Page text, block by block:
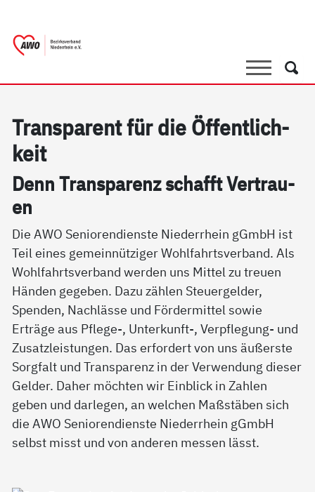
SucheSuche
Tran­s­pa­rent für die Öf­f­ent­lich­
keit
Denn Tran­s­pa­renz schafft Ver­trau­
en
Die AWO Seniorendienste Niederrhein gGmbH ist
Teil eines gemeinnütziger Wohlfahrtsverband. Als
Wohlfahrtsverband werden uns Mittel zu treuen
Händen gegeben. Dazu zählen Steuergelder,
Spenden, Nachlässe und Fördermittel sowie
Erträge aus Pflege-, Unterkunft-, Verpflegung- und
Zusatzleistungen. Das erfordert von uns äußerste
Sorgfalt und Transparenz in der Verwendung dieser
Gelder. Daher möchten wir Einblick in Zahlen
geben und darlegen, an welchen Maßstäben sich
die AWO Seniorendienste Niederrhein gGmbH
selbst misst und von anderen messen lässt.